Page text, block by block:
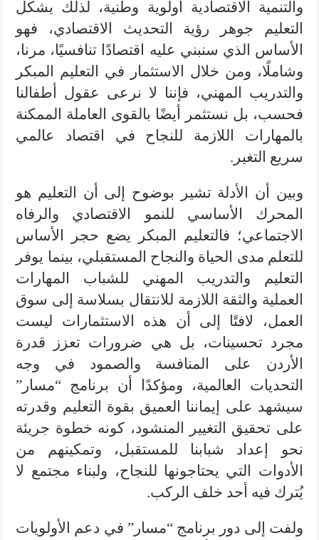
والتنمية الاقتصادية أولوية وطنية، لذلك يشكل
التعليم جوهر رؤية التحديث الاقتصادي، فهو
الأساس الذي سنبني عليه اقتصادًا تنافسيًا، مرنا،
وشاملًا، ومن خلال الاستثمار في التعليم المبكر
والتدريب المهني، فإننا لا نرعى عقول أطفالنا
فحسب، بل نستثمر أيضًا بالقوى العاملة الممكنة
بالمهارات اللازمة للنجاح في اقتصاد عالمي
سريع التغير.
وبين أن الأدلة تشير بوضوح إلى أن التعليم هو
المحرك الأساسي للنمو الاقتصادي والرفاه
الاجتماعي؛ فالتعليم المبكر يضع حجر الأساس
للتعلم مدى الحياة والنجاح المستقبلي، بينما يوفر
التعليم والتدريب المهني للشباب المهارات
العملية والثقة اللازمة للانتقال بسلاسة إلى سوق
العمل، لافتًا إلى أن هذه الاستثمارات ليست
مجرد تحسينات، بل هي ضرورات تعزز قدرة
الأردن على المنافسة والصمود في وجه
التحديات العالمية، ومؤكدًا أن برنامج “مسار”
سيشهد على إيماننا العميق بقوة التعليم وقدرته
على تحقيق التغيير المنشود، كونه خطوة جريئة
نحو إعداد شبابنا للمستقبل، وتمكينهم من
الأدوات التي يحتاجونها للنجاح، ولبناء مجتمع لا
يُترك فيه أحد خلف الركب.
ولفت إلى دور برنامج “مسار” في دعم الأولويات